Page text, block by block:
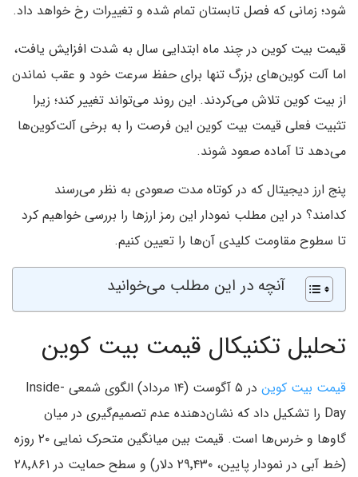
شود؛ زمانی که فصل تابستان تمام شده و تغییرات رخ خواهد داد.
قیمت بیت کوین در چند ماه ابتدایی سال به شدت افزایش یافت،
اما آلت کوین‌های بزرگ تنها برای حفظ سرعت خود و عقب نماندن
از بیت کوین تلاش می‌کردند. این روند می‌تواند تغییر کند؛ زیرا
تثبیت فعلی قیمت بیت کوین این فرصت را به برخی آلت‌کوین‌ها
می‌دهد تا آماده صعود شوند.
پنج ارز دیجیتال که در کوتاه مدت صعودی به نظر می‌رسند
کدامند؟ در این مطلب نمودار این رمز ارزها را بررسی خواهیم کرد
تا سطوح مقاومت کلیدی آن‌ها را تعیین کنیم.
آنچه در این مطلب می‌خوانید
تحلیل تکنیکال قیمت بیت کوین
قیمت بیت کوین
در ۵ آگوست (۱۴ مرداد) الگوی شمعی Inside-
Day را تشکیل داد که نشان‌دهنده عدم تصمیم‌گیری در میان
گاوها و خرس‌ها است. قیمت بین میانگین متحرک نمایی ۲۰ روزه
(خط آبی در نمودار پایین، ۲۹٬۴۳۰ دلار) و سطح حمایت در ۲۸٬۸۶۱